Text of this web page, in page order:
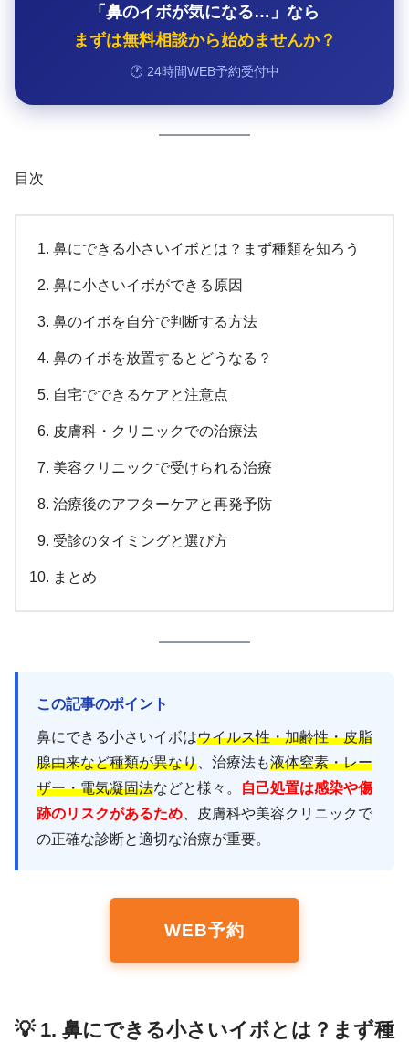
「鼻のイボが気になる…」なら
まずは無料相談から始めませんか？
🕐 24時間WEB予約受付中
目次
鼻にできる小さいイボとは？まず種類を知ろう
鼻に小さいイボができる原因
鼻のイボを自分で判断する方法
鼻のイボを放置するとどうなる？
自宅でできるケアと注意点
皮膚科・クリニックでの治療法
美容クリニックで受けられる治療
治療後のアフターケアと再発予防
受診のタイミングと選び方
まとめ
この記事のポイント
鼻にできる小さいイボはウイルス性・加齢性・皮脂
腺由来など種類が異なり 、治療法も液体窒素・レー
ザー・電気凝固法などと様々。
自己処置は感染や傷
跡のリスクがあるため 、皮膚科や美容クリニックで
の正確な診断と適切な治療が重要。
WEB予約
💡 1. 鼻にできる小さいイボとは？まず種